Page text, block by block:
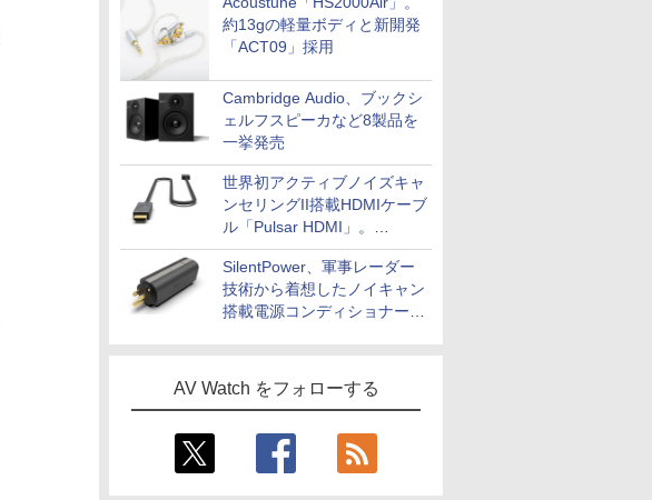
約13gの軽量ボディと新開発
「ACT09」採用
Cambridge Audio、ブックシ
ェルフスピーカなど8製品を
一挙発売
世界初アクティブノイズキャ
ンセリングII搭載HDMIケーブ
ル「Pulsar HDMI」。
SilentPowerから
SilentPower、軍事レーダー
技術から着想したノイキャン
搭載電源コンディショナー
AV Watch をフォローする